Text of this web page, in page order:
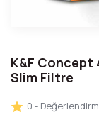
K&F Concept
Slim Filtre
0 -